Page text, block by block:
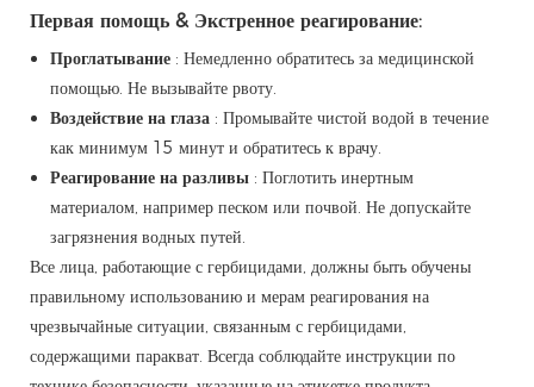
Первая помощь & Экстренное реагирование:
Проглатывание : Немедленно обратитесь за медицинской
помощью. Не вызывайте рвоту.
Воздействие на глаза : Промывайте чистой водой в течение
как минимум 15 минут и обратитесь к врачу.
Реагирование на разливы : Поглотить инертным
материалом, например песком или почвой. Не допускайте
загрязнения водных путей.
Все лица, работающие с гербицидами, должны быть обучены
правильному использованию и мерам реагирования на
чрезвычайные ситуации, связанным с гербицидами,
содержащими паракват. Всегда соблюдайте инструкции по